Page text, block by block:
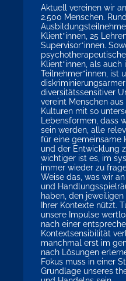
Aktuell vereinen wir
2.500 Menschen.
Klient*innen, 25
Supervisor*innen.
Klient*innen, als
Teilnehmer*innen, ist
diversitätssensitiver
vereint Menschen
Kulturen mit so
Lebensformen, dass
sein werden, alle
für eine gemeinsame
und der Entwicklung
wichtiger ist es, im
immer wieder zu
Weise das, was wir
und
haben, den
Ihrer Kontexte nützt.
unsere Impulse
nach einer
Kontextsensibilität
manchmal erst im
nach Lösungen
Fokus muss in einer
Grundlage unseres